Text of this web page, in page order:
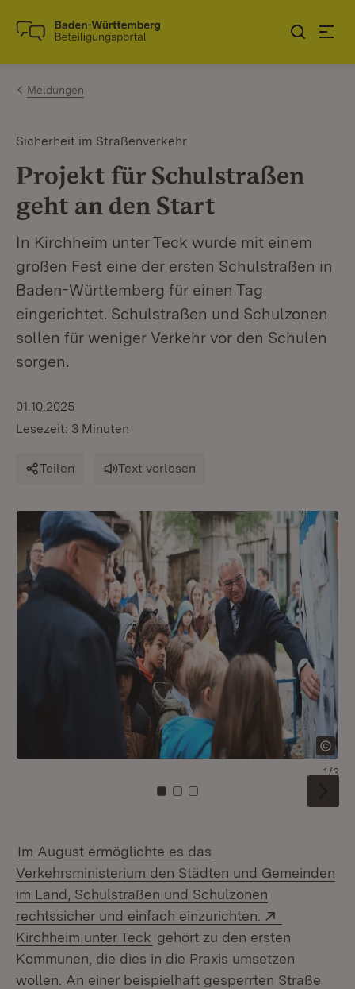
Zum Inhalt springen
Link zur Startseite
Meldungen
Sicherheit im Straßenverkehr
Projekt für Schulstraßen
geht an den Start
In Kirchheim unter Teck wurde mit einem
großen Fest eine der ersten Schulstraßen in
Baden-Württemberg für einen Tag
eingerichtet. Schulstraßen und Schulzonen
sollen für weniger Verkehr vor den Schulen
sorgen.
01.10.2025
Lesezeit: 3 Minuten
Teilen Text vorlesen
Zu Kachel: 0
Zu Kachel: 1
Zu Kachel: 2
1/3
Im August ermöglichte es das
Verkehrsministerium den Städten und Gemeinden
im Land, Schulstraßen und Schulzonen
rechtssicher und einfach einzurichten.
Kirchheim unter Teck (Öffnet in neuem Fenster)
gehört zu den ersten
Kommunen, die dies in die Praxis umsetzen
wollen. An einer beispielhaft gesperrten Straße